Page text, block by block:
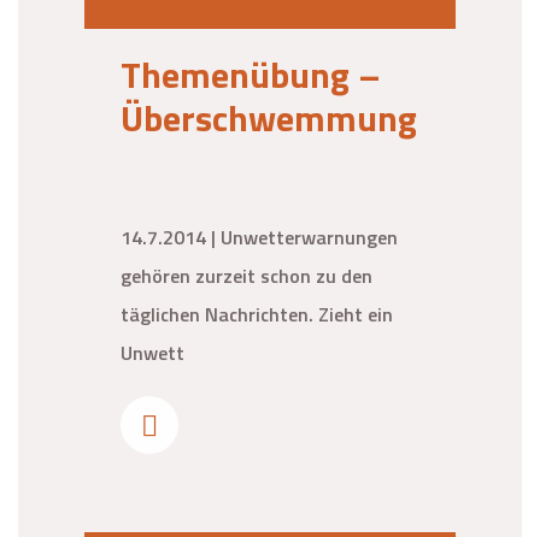
Themenübung –
Überschwemmung
14.7.2014 | Unwetterwarnungen
gehören zurzeit schon zu den
täglichen Nachrichten. Zieht ein
Unwett